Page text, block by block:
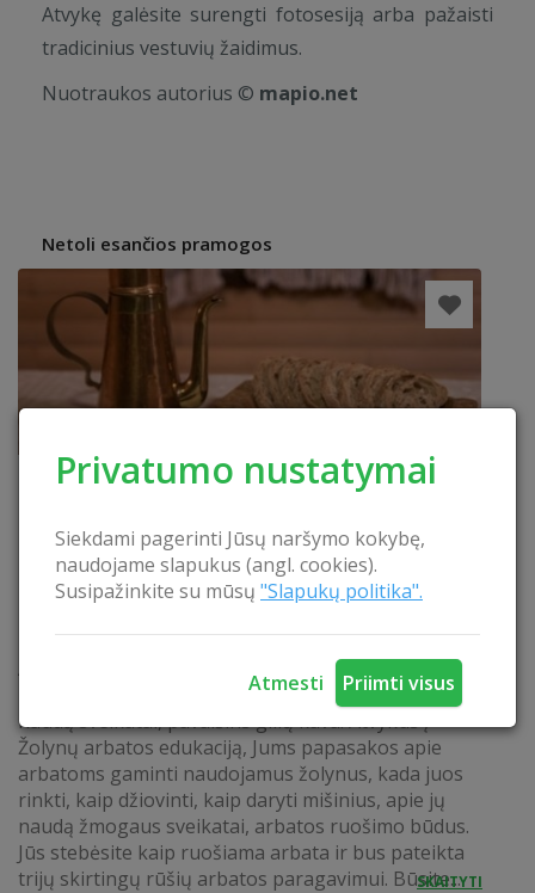
Privatumo nustatymai
Siekdami pagerinti Jūsų naršymo kokybę,
naudojame slapukus (angl. cookies).
Susipažinkite su mūsų "Slapukų politika".
Atmesti Priimti visus
Atvykę galėsite surengti fotosesiją arba pažaisti
tradicinius vestuvių žaidimus.
Nuotraukos autorius © mapio.net
Netoli esančios pramogos
GILIŲ KAVOS IR VAISTAŽOLIŲ ARBATŲ EDUKACIJOS
Atvykus į lietuviškos gilių kavos edukaciją, Jums
papasakos apie gilių kavos gamybos istoriją, jos
naudą sveikatai, pavaišins gilių kava. Atvykus į
Žolynų arbatos edukaciją, Jums papasakos apie
arbatoms gaminti naudojamus žolynus, kada juos
rinkti, kaip džiovinti, kaip daryti mišinius, apie jų
naudą žmogaus sveikatai, arbatos ruošimo būdus.
Jūs stebėsite kaip ruošiama arbata ir bus pateikta
trijų skirtingų rūšių arbatos paragavimui. Būsite...
SKAITYTI